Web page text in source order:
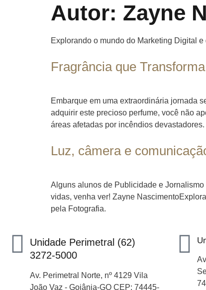
Autor: Zayne
Explorando o mundo do Marketing Digital
Fragrância que
Embarque em uma extraordinária jornada
adquirir este precioso perfume, você não
áreas afetadas por incêndios devastadores.
Luz, câmera e
Alguns alunos de Publicidade e
vidas, venha ver! Zayne
pela Fotografia.
Unidade Perimetral (62)
3272-5000
Av. Perimetral Norte, nº 4129 Vila
João Vaz - Goiânia-GO CEP: 74445-